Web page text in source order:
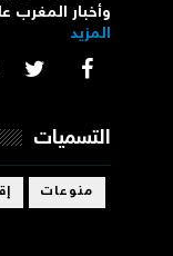
وأخبار المغرب
المزيد
التسميات
منوعات